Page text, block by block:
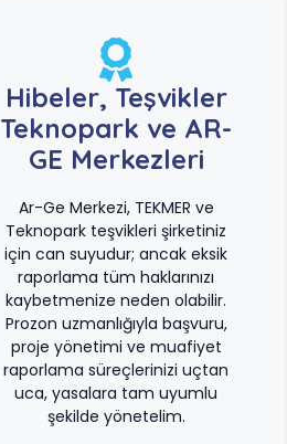
Hibeler, Teşvikler
Teknopark ve AR-
GE Merkezleri
Ar-Ge Merkezi, TEKMER ve
Teknopark teşvikleri şirketiniz
için can suyudur; ancak eksik
raporlama tüm haklarınızı
kaybetmenize neden olabilir.
Prozon uzmanlığıyla başvuru,
proje yönetimi ve muafiyet
raporlama süreçlerinizi uçtan
uca, yasalara tam uyumlu
şekilde yönetelim.